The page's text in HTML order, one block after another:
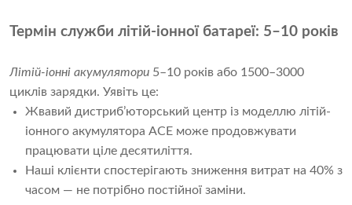
Термін служби літій-іонної батареї: 5–10 років
Літій-іонні акумулятори 5–10 років або 1500–3000
Жвавий дистриб’юторський центр із моделлю літій-
іонного акумулятора ACE може продовжувати
працювати ціле десятиліття.
Наші клієнти спостерігають зниження витрат на 40% з
часом — не потрібно постійної заміни.